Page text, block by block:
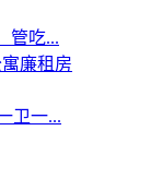
管吃...
卫一...